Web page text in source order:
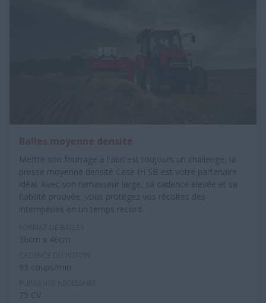
Mettre son fourrage à l'abri est toujours un challenge, la
presse moyenne densité Case IH SB est votre partenaire
idéal. Avec son ramasseur large, sa cadence élevée et sa
fiabilité prouvée, vous protégez vos récoltes des
intempéries en un temps record.
36cm x 46cm
93 coups/min
75 CV